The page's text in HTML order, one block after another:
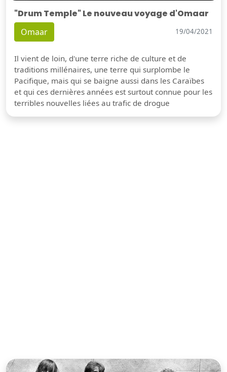
"Drum Temple" Le nouveau voyage d'Omaar
Omaar 19/04/2021
Il vient de loin, d'une terre riche de culture et de
traditions millénaires, une terre qui surplombe le
Pacifique, mais qui se baigne aussi dans les Caraïbes
et qui ces dernières années est surtout connue pour les
terribles nouvelles liées au trafic de drogue